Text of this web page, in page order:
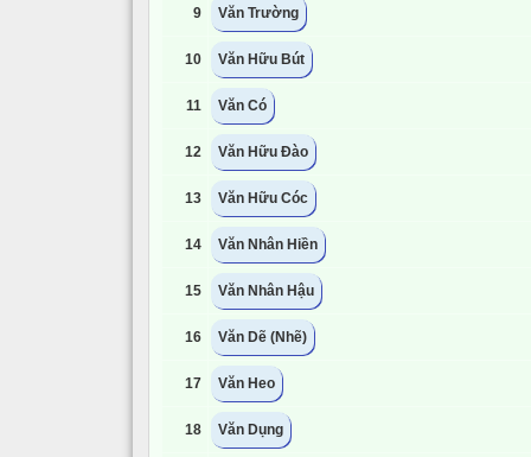
9 Văn Trường
10 Văn Hữu Bút
11 Văn Có
12 Văn Hữu Đào
13 Văn Hữu Cóc
14 Văn Nhân Hiền
15 Văn Nhân Hậu
16 Văn Dẽ (Nhẽ)
17 Văn Heo
18 Văn Dụng